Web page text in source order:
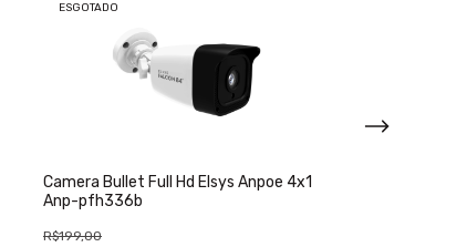
ESGOTADO
Camera Bullet Full Hd Elsys Anpoe 4x1
Anp-pfh336b
R$199,00